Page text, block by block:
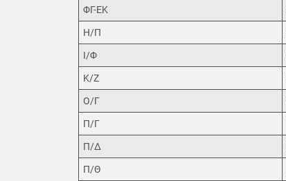
ΦΓ-ΕΚ
Η/Π
Ι/Φ
Κ/Ζ
Ο/Γ
Π/Γ
Π/Δ
Π/Θ